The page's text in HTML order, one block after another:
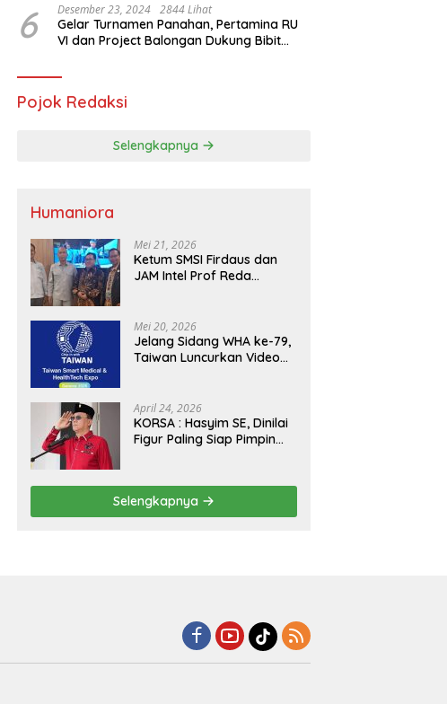
Tikus
6 Desember 23, 2024 2844 Lihat
Gelar Turnamen Panahan, Pertamina RU
VI dan Project Balongan Dukung Bibit
Pojok Redaksi
Selengkapnya
Humaniora
Mei 21, 2026
Ketum SMSI Firdaus dan
JAM Intel Prof Reda
SMSI Sukseskan Jaga
Desa dan Jaga Dapur
MBG, Perkuat Pengawasan
Mei 20, 2026
Jelang Sidang WHA ke-79,
Taiwan Luncurkan Video
Inovasi Kesehatan Global
April 24, 2026
KORSA : Hasyim SE, Dinilai
Figur Paling Siap Pimpin
Selengkapnya